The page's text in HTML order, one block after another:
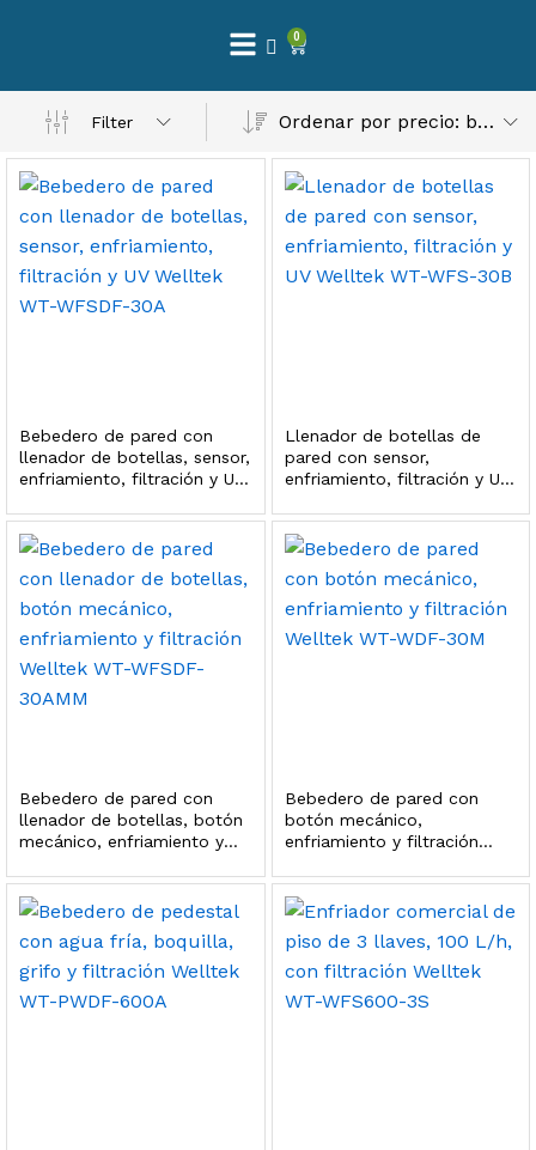
0
Filter Ordenar por precio: bajo a alto
Bebedero de pared con
llenador de botellas, sensor,
enfriamiento, filtración y UV
Llenador de botellas de
pared con sensor,
enfriamiento, filtración y UV
Bebedero de pared con
llenador de botellas, botón
mecánico, enfriamiento y
WFSDF-30AMM
Bebedero de pared con
botón mecánico,
enfriamiento y filtración
– Máxima Calidad En Filtración
3,900.00
al carrito
al carrito
Esterilizador UV 25 Watts 4 Pines
999.00
al carrito
2,899.00
al carrito
de Agua | Repuesto (con Polifosfatos)